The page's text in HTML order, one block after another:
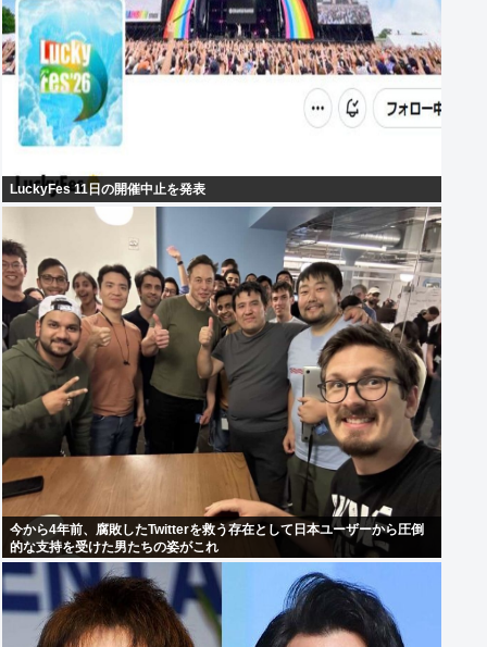
LuckyFes 11日の開催中止を発表
今から4年前、腐敗したTwitterを救う存在として日本ユーザーから圧倒
的な支持を受けた男たちの姿がこれ